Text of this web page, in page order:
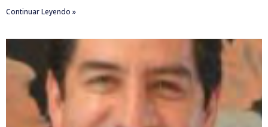
Continuar Leyendo »